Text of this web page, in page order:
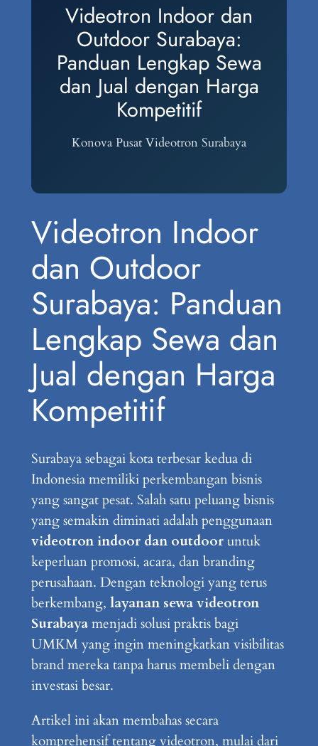
Videotron Indoor dan
Outdoor Surabaya:
Panduan Lengkap Sewa
dan Jual dengan Harga
Kompetitif
Konova Pusat Videotron Surabaya
Videotron Indoor
dan Outdoor
Surabaya: Panduan
Lengkap Sewa dan
Jual dengan Harga
Kompetitif
Surabaya sebagai kota terbesar kedua di
Indonesia memiliki perkembangan bisnis
yang sangat pesat. Salah satu peluang bisnis
yang semakin diminati adalah penggunaan
videotron indoor dan outdooruntuk
keperluan promosi, acara, dan branding
perusahaan. Dengan teknologi yang terus
berkembang, layanan sewa videotron
Surabayamenjadi solusi praktis bagi
UMKM yang ingin meningkatkan visibilitas
brand mereka tanpa harus membeli dengan
investasi besar.
Artikel ini akan membahas secara
komprehensif tentang videotron, mulai dari